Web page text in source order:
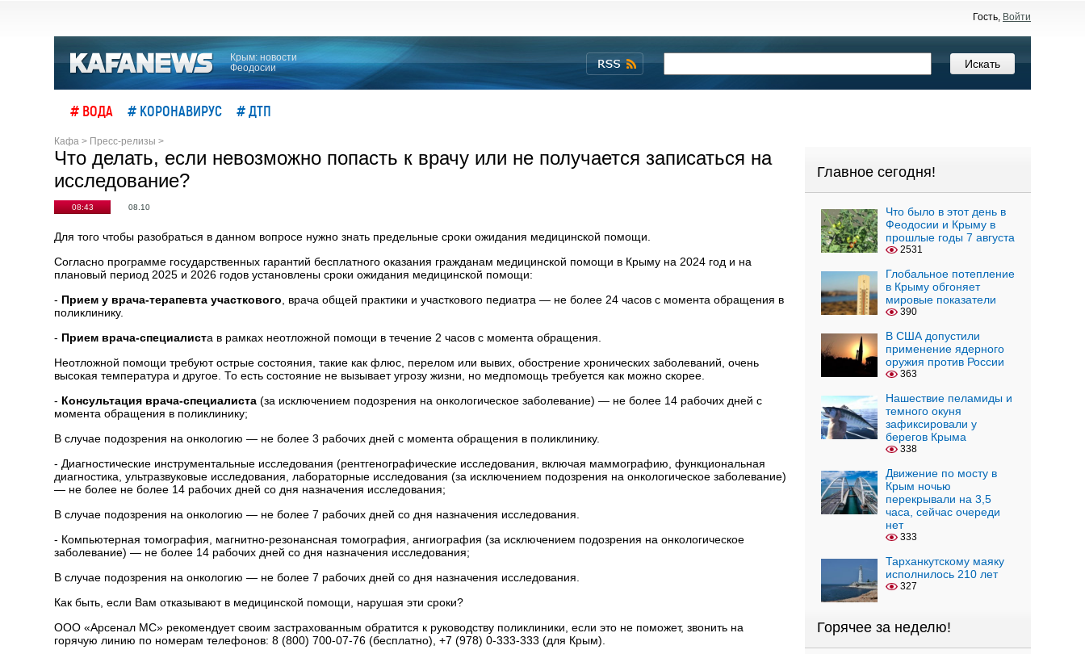
Гость, Войти
Крым: новости
Феодосии
# ВОДА # КОРОНАВИРУС # ДТП
Кафа > Пресс-релизы >
Что делать, если невозможно попасть к врачу или не получается записаться на
исследование?
08:43 08.10
Для того чтобы разобраться в данном вопросе нужно знать предельные сроки ожидания медицинской помощи.
Согласно программе государственных гарантий бесплатного оказания гражданам медицинской помощи в Крыму на 2024 год и на
плановый период 2025 и 2026 годов установлены сроки ожидания медицинской помощи:
- Прием у врача-терапевта участкового , врача общей практики и участкового педиатра — не более 24 часов с момента обращения в
поликлинику.
- Прием врача-специалиста в рамках неотложной помощи в течение 2 часов с момента обращения.
Неотложной помощи требуют острые состояния, такие как флюс, перелом или вывих, обострение хронических заболеваний, очень
высокая температура и другое. То есть состояние не вызывает угрозу жизни, но медпомощь требуется как можно скорее.
- Консультация врача-специалиста (за исключением подозрения на онкологическое заболевание) — не более 14 рабочих дней с
момента обращения в поликлинику;
В случае подозрения на онкологию — не более 3 рабочих дней с момента обращения в поликлинику.
- Диагностические инструментальные исследования (рентгенографические исследования, включая маммографию, функциональная
диагностика, ультразвуковые исследования, лабораторные исследования (за исключением подозрения на онкологическое заболевание)
— не более не более 14 рабочих дней со дня назначения исследования;
В случае подозрения на онкологию — не более 7 рабочих дней со дня назначения исследования.
- Компьютерная томография, магнитно-резонансная томография, ангиография (за исключением подозрения на онкологическое
заболевание) — не более 14 рабочих дней со дня назначения исследования;
В случае подозрения на онкологию — не более 7 рабочих дней со дня назначения исследования.
Как быть, если Вам отказывают в медицинской помощи, нарушая эти сроки?
ООО «Арсенал МС» рекомендует своим застрахованным обратится к руководству поликлиники, если это не поможет, звонить на
горячую линию по номерам телефонов: 8 (800) 700-07-76 (бесплатно), +7 (978) 0-333-333 (для Крым).
Главное сегодня!
Что было в этот день в
Феодосии и Крыму в
прошлые годы 7 августа
2531
Глобальное потепление
в Крыму обгоняет
мировые показатели
390
В США допустили
применение ядерного
оружия против России
363
Нашествие пеламиды и
темного окуня
зафиксировали у
берегов Крыма
338
Движение по мосту в
Крым ночью
перекрывали на 3,5
часа, сейчас очереди
нет
333
Тарханкутскому маяку
исполнилось 210 лет
327
Горячее за неделю!